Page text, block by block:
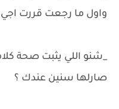
واول ما رجعت قررت اجي
_شنو اللي يثبت صحة
صارلها سنين عندك ؟